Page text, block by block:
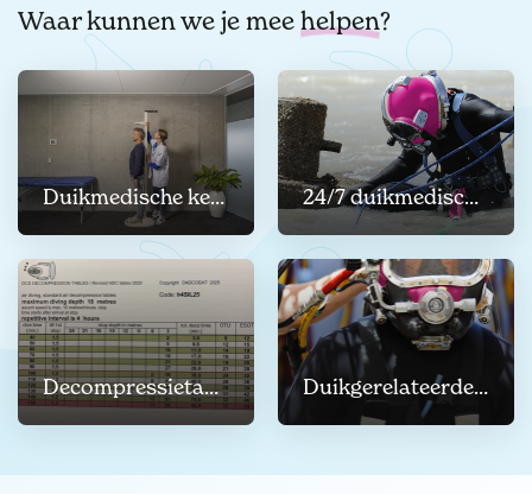
Waar kunnen we je mee helpen?
Duikmedische keuringen 24/7 duikmedische begeleiding
Decompressietabellen (duiktabellen) Duikgerelateerde trainingen